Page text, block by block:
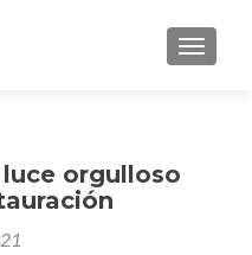
orgulloso